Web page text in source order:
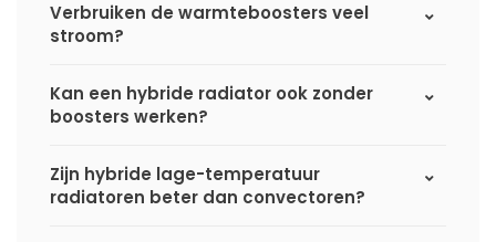
Verbruiken de warmteboosters veel
stroom?
Kan een hybride radiator ook zonder
boosters werken?
Zijn hybride lage-temperatuur
radiatoren beter dan convectoren?